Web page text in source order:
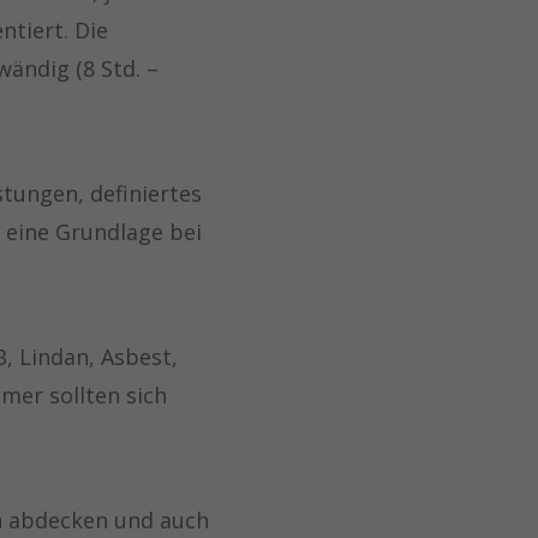
Die
(8 Std. –
definiertes
Grundlage bei
Lindan, Asbest,
sollten sich
und auch